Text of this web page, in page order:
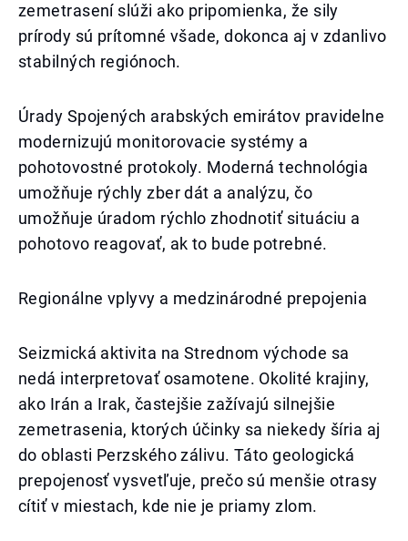
zemetrasení slúži ako pripomienka, že sily
prírody sú prítomné všade, dokonca aj v zdanlivo
stabilných regiónoch.
Úrady Spojených arabských emirátov pravidelne
modernizujú monitorovacie systémy a
pohotovostné protokoly. Moderná technológia
umožňuje rýchly zber dát a analýzu, čo
umožňuje úradom rýchlo zhodnotiť situáciu a
pohotovo reagovať, ak to bude potrebné.
Regionálne vplyvy a medzinárodné prepojenia
Seizmická aktivita na Strednom východe sa
nedá interpretovať osamotene. Okolité krajiny,
ako Irán a Irak, častejšie zažívajú silnejšie
zemetrasenia, ktorých účinky sa niekedy šíria aj
do oblasti Perzského zálivu. Táto geologická
prepojenosť vysvetľuje, prečo sú menšie otrasy
cítiť v miestach, kde nie je priamy zlom.